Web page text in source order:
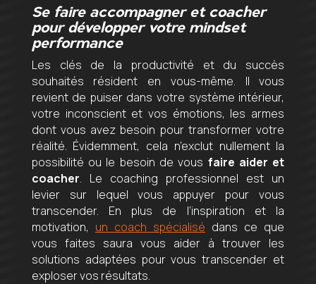
Se faire accompagner et coacher
pour développer votre mindset
performance
Les clés de la productivité et du succès
souhaités résident en vous-même. Il vous
revient de puiser dans votre système intérieur,
votre inconscient et vos émotions, les armes
dont vous avez besoin pour transformer votre
réalité. Évidemment, cela n’exclut nullement la
possibilité ou le besoin de vous faire aider et
coacher. Le coaching professionnel est un
levier sur lequel vous appuyer pour vous
transcender. En plus de l’inspiration et la
motivation, un coach spécialisé dans ce que
vous faites saura vous aider à trouver les
solutions adaptées pour vous transcender et
exploser vos résultats.